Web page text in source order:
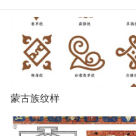
蒙古族纹样